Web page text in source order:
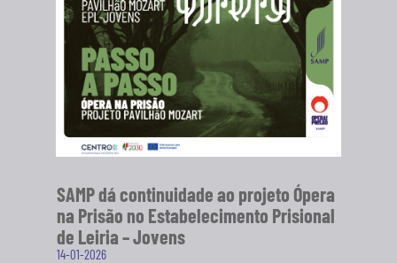
SAMP dá continuidade ao projeto Ópera
na Prisão no Estabelecimento Prisional
de Leiria – Jovens
14-01-2026